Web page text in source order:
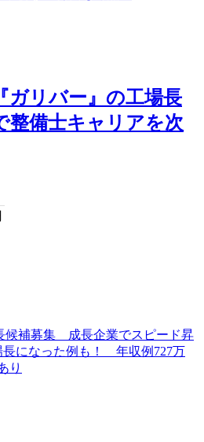
ガリバー』の工場長
整備士キャリアを次